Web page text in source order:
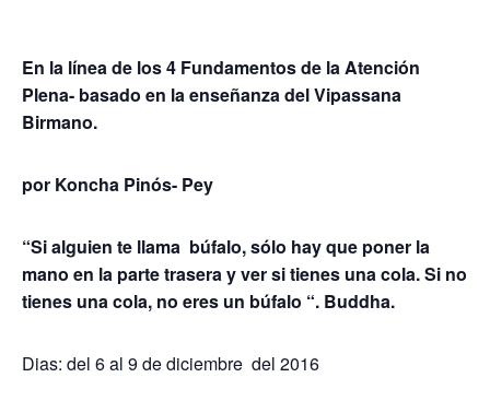
En la línea de los 4 Fundamentos de la Atención
Plena- basado en la enseñanza del Vipassana
Birmano.
por Koncha Pinós- Pey
“Si alguien te llama búfalo, sólo hay que poner la
mano en la parte trasera y ver si tienes una cola. Si no
tienes una cola, no eres un búfalo “. Buddha.
Dias: del 6 al 9 de diciembre del 2016